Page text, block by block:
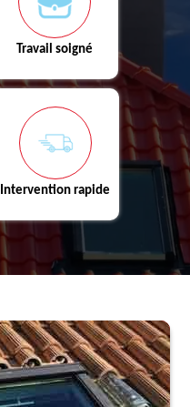
Travail soigné
Intervention rapide